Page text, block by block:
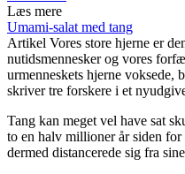
Læs mere
Umami-salat med tang
Artikel Vores store hjerne er
nutidsmennesker og vores
urmenneskets hjerne voksede,
skriver tre forskere i et
Tang kan meget vel have sat
to en halv millioner år siden
dermed distancerede sig fra